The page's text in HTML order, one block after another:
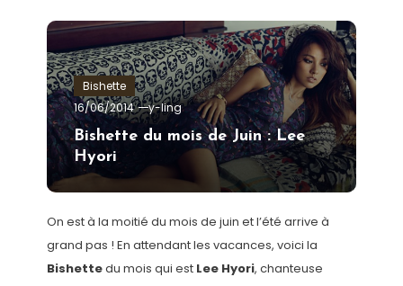
Bishette
16/06/2014
y-ling
Bishette du mois de Juin : Lee
Hyori
On est à la moitié du mois de juin et l’été arrive à
grand pas ! En attendant les vacances, voici la
Bishettedu mois qui est Lee Hyori, chanteuse